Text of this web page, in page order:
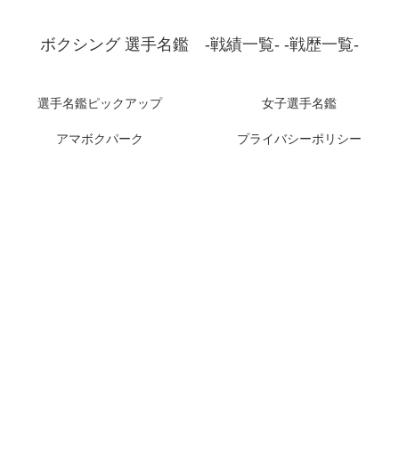
ボクシング 選手名鑑 -戦績一覧- -戦歴一覧-
選手名鑑ピックアップ 女子選手名鑑
アマボクパーク プライバシーポリシー